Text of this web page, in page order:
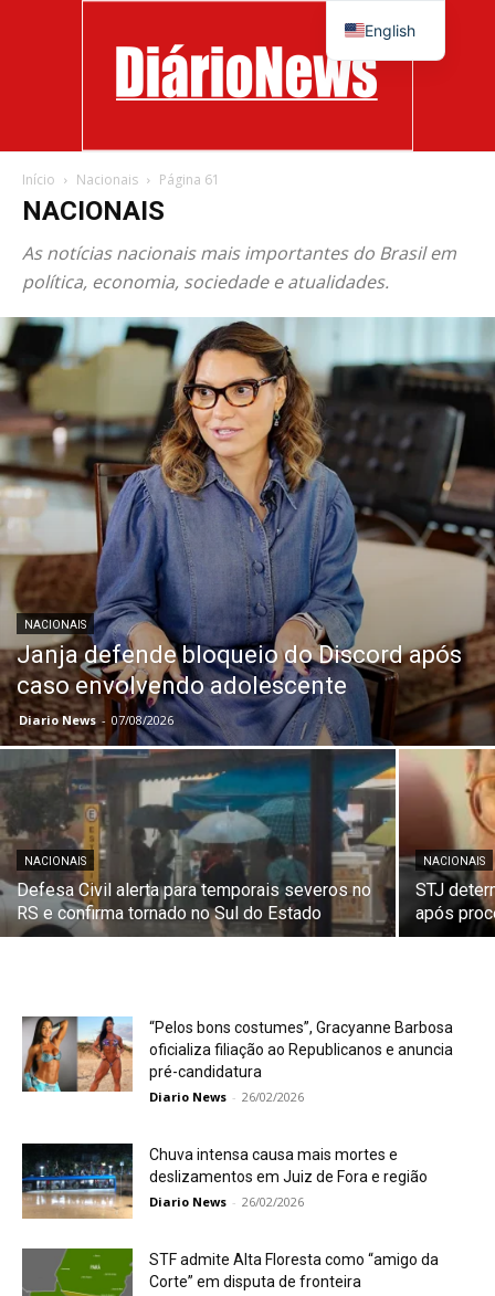
Início Nacionais Página 61
NACIONAIS
As notícias nacionais mais importantes do Brasil em
política, economia, sociedade e atualidades.
NACIONAIS
Janja defende bloqueio do Discord após
caso envolvendo adolescente
Diario News - 07/08/2026
NACIONAIS
Defesa Civil alerta para temporais severos no
RS e confirma tornado no Sul do Estado
NACIONAIS
STJ
após
“Pelos bons costumes”, Gracyanne Barbosa
oficializa filiação ao Republicanos e anuncia
pré-candidatura
Diario News - 26/02/2026
Chuva intensa causa mais mortes e
deslizamentos em Juiz de Fora e região
Diario News - 26/02/2026
STF admite Alta Floresta como “amigo da
Corte” em disputa de fronteira
English